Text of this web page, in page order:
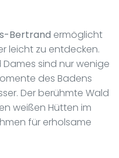
Bertrand ermöglicht
leicht zu entdecken.
sind nur wenige
des Badens
Der berühmte Wald
weißen Hütten im
für erholsame